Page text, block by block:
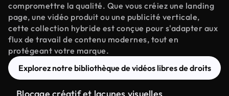
compromettre la qualité. Que vous créiez une landing
page, une vidéo produit ou une publicité verticale,
cette collection hybride est conçue pour s'adapter aux
flux de travail de contenu modernes, tout en
protégeant votre marque.
Explorez notre bibliothèque de vidéos libres de droits